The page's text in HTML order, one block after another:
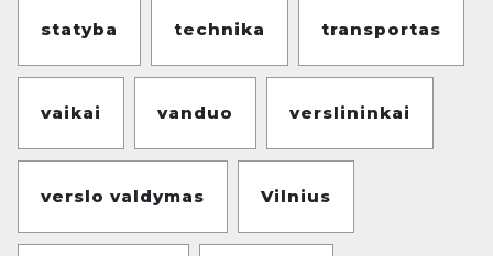
statyba technika transportas
vaikai vanduo verslininkai
verslo valdymas Vilnius